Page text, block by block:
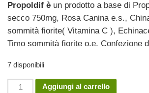
originale
era:
20,00 €.
attuale
è:
16,00 €.
Propoldif è un prodotto a base di
secco 750mg, Rosa Canina e.s.,
sommità fiorite( Vitamina C ),
Timo sommità fiorite o.e. Confezione
7 disponibili
Propoldif
Aggiungi al carrello